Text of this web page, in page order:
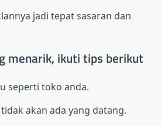
jadi tepat sasaran dan
menarik, ikuti tips berikut
seperti toko anda.
akan ada yang datang.